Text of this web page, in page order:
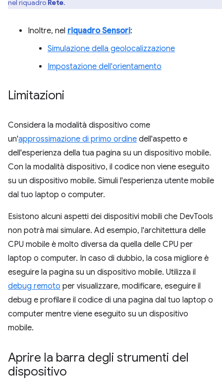
nel riquadro Rete.
Inoltre, nel riquadro Sensori:
Simulazione della geolocalizzazione
Impostazione dell'orientamento
Limitazioni
Considera la modalità dispositivo come
un'approssimazione di primo ordine dell'aspetto e
dell'esperienza della tua pagina su un dispositivo mobile.
Con la modalità dispositivo, il codice non viene eseguito
su un dispositivo mobile. Simuli l'esperienza utente mobile
dal tuo laptop o computer.
Esistono alcuni aspetti dei dispositivi mobili che DevTools
non potrà mai simulare. Ad esempio, l'architettura delle
CPU mobile è molto diversa da quella delle CPU per
laptop o computer. In caso di dubbio, la cosa migliore è
eseguire la pagina su un dispositivo mobile. Utilizza il
debug remoto per visualizzare, modificare, eseguire il
debug e profilare il codice di una pagina dal tuo laptop o
computer mentre viene eseguito su un dispositivo
mobile.
Aprire la barra degli strumenti del
dispositivo